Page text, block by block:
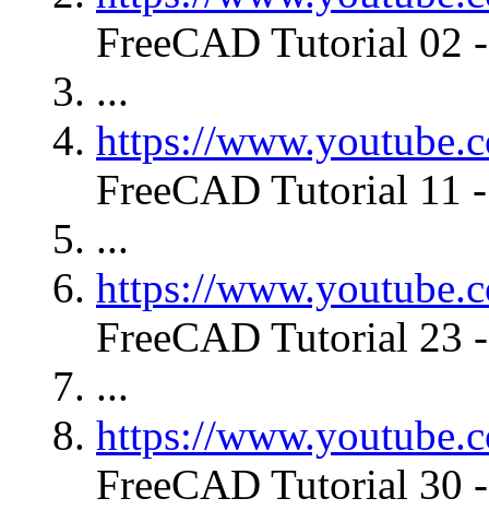
FreeCAD Tutorial 02
...
https://
FreeCAD Tutorial 11
...
https://
FreeCAD Tutorial 23
...
https://
FreeCAD Tutorial 30